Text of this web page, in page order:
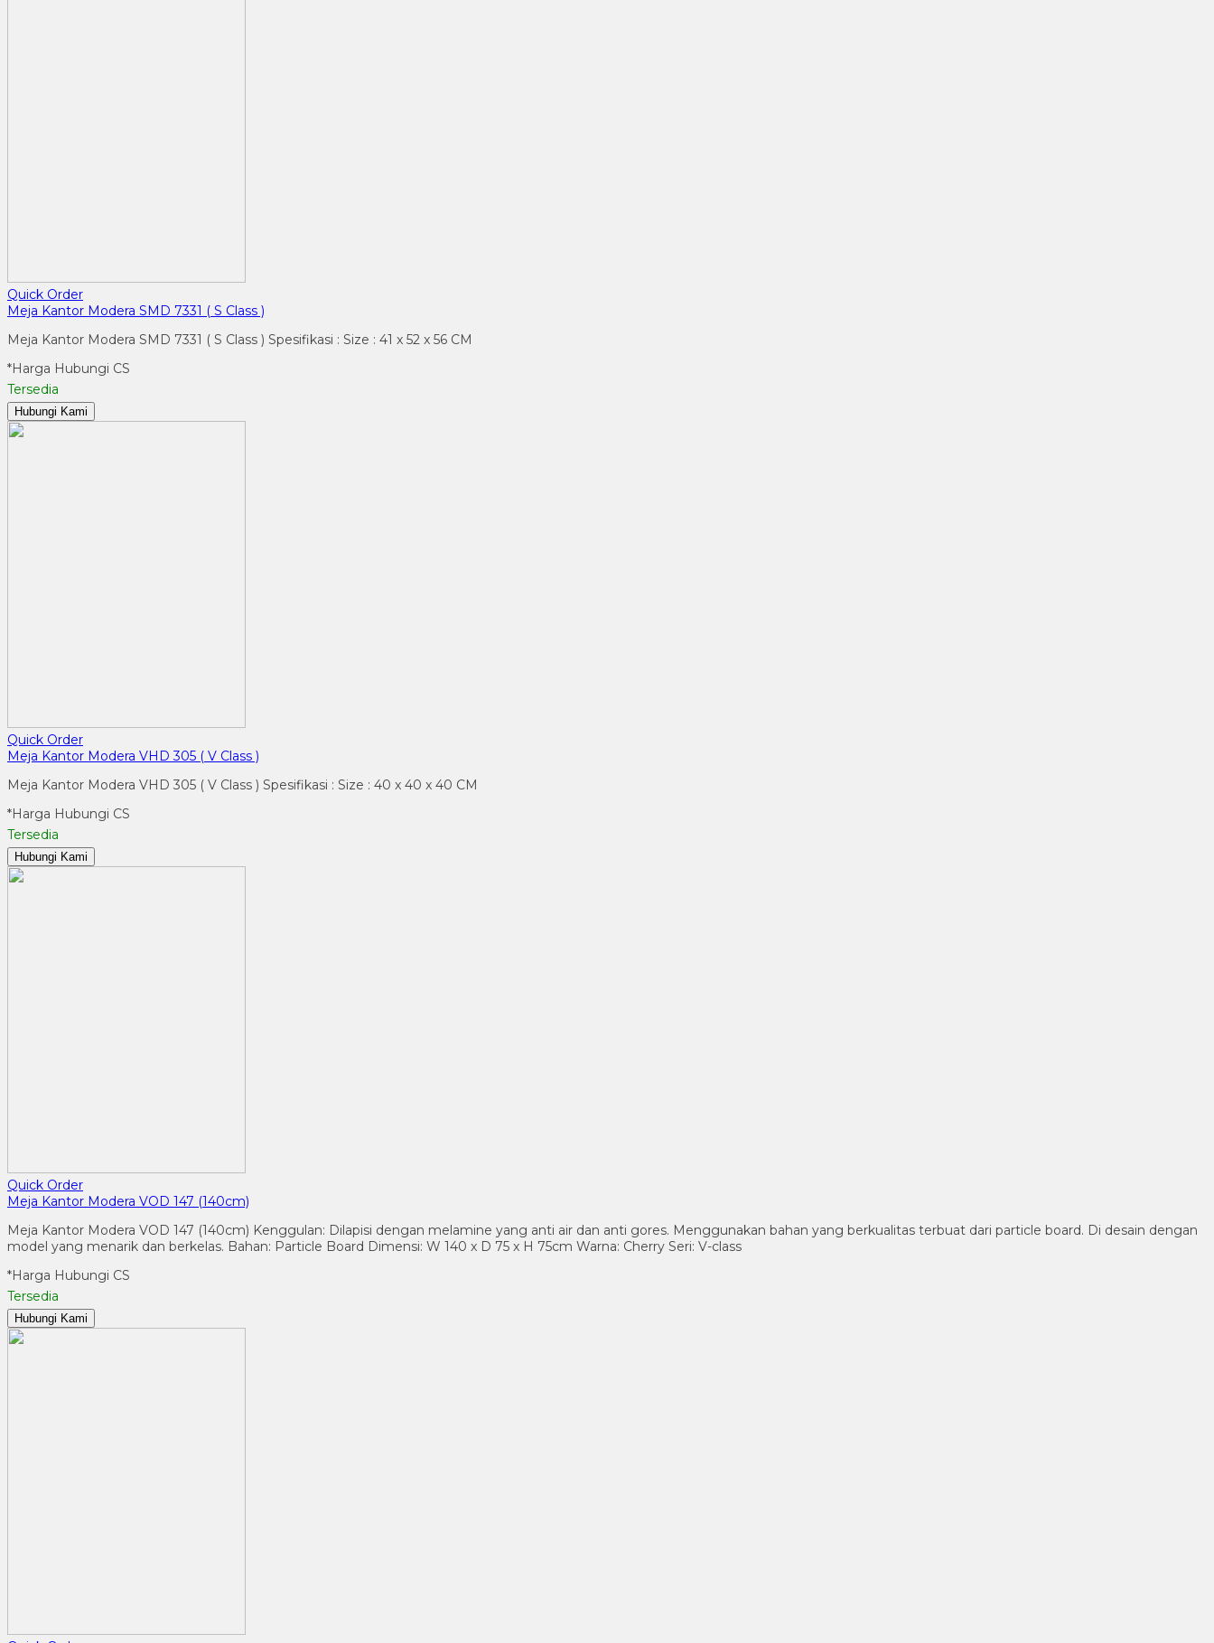
Quick Order
Meja Kantor Modera SMD 7331 ( S Class )
Meja Kantor Modera SMD 7331 ( S Class ) Spesifikasi : Size : 41 x 52 x 56 CM
*Harga Hubungi CS
Tersedia
Hubungi Kami
Quick Order
Meja Kantor Modera VHD 305 ( V Class )
Meja Kantor Modera VHD 305 ( V Class ) Spesifikasi : Size : 40 x 40 x 40 CM
*Harga Hubungi CS
Tersedia
Hubungi Kami
Quick Order
Meja Kantor Modera VOD 147 (140cm)
Meja Kantor Modera VOD 147 (140cm) Kenggulan: Dilapisi dengan melamine yang anti air dan anti gores. Menggunakan bahan yang berkualitas terbuat dari particle board. Di desain dengan
model yang menarik dan berkelas. Bahan: Particle Board Dimensi: W 140 x D 75 x H 75cm Warna: Cherry Seri: V-class
*Harga Hubungi CS
Tersedia
Hubungi Kami